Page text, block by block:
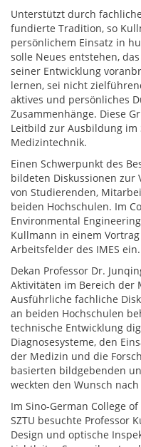
Unterstützt durch
fundierte Tradition, so
persönlichem Einsatz in
solle Neues entstehen,
seiner Entwicklung
lernen, sei nicht
aktives und persönliches
Zusammenhänge. Diese
Leitbild zur Ausbildung
Medizintechnik.
Einen Schwerpunkt des
bildeten Diskussionen zur
von Studierenden,
beiden Hochschulen. Im
Environmental
Kullmann in einem
Arbeitsfelder des IMES ein.
Dekan Professor Dr.
Aktivitäten im Bereich der
Ausführliche fachliche
an beiden Hochschulen
technische Entwicklung
Diagnosesysteme, den
der Medizin und die
basierten bildgebenden
weckten den Wunsch
Im Sino-German College
SZTU besuchte Professor
Design und optische